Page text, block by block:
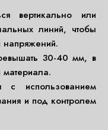
вертикально или
линий, чтобы
напряжений.
30-40 мм, в
материала.
с использованием
и под контролем